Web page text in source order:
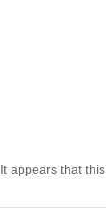
It appears that